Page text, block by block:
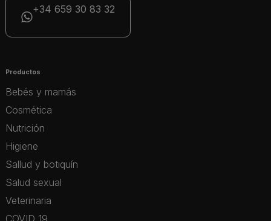
+34 659 30 83 32
Productos
Bebés y mamás
Cosmética
Nutrición
Higiene
Sallud y botiquín
Salud sexual
Veterinaria